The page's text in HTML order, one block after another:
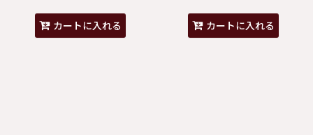
カートに入れる カートに入れる